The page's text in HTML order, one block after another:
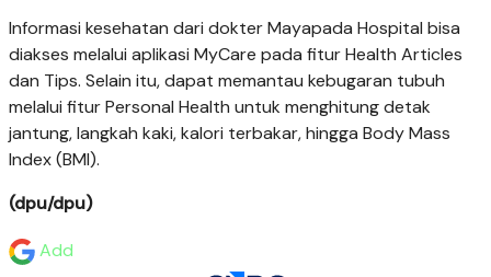
Informasi kesehatan dari dokter Mayapada Hospital bisa
diakses melalui aplikasi MyCare pada fitur Health Articles
dan Tips. Selain itu, dapat memantau kebugaran tubuh
melalui fitur Personal Health untuk menghitung detak
jantung, langkah kaki, kalori terbakar, hingga Body Mass
Index (BMI).
(dpu/dpu)
Add